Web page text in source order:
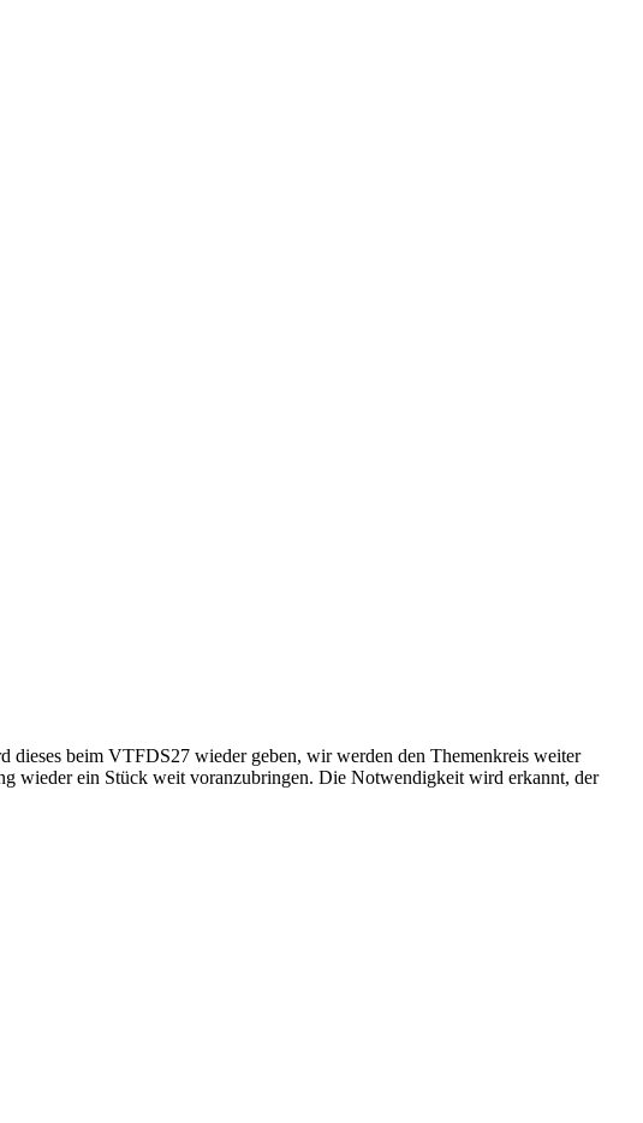
dieses beim VTFDS27 wieder geben, wir werden den Themenkreis weiter
wieder ein Stück weit voranzubringen. Die Notwendigkeit wird erkannt, der